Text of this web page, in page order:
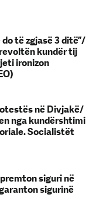
do të zgjasë 3 ditë”/
kundër tij
ironizon
në Divjakë/
nga kundërshtimi
Socialistët
siguri në
sigurinë